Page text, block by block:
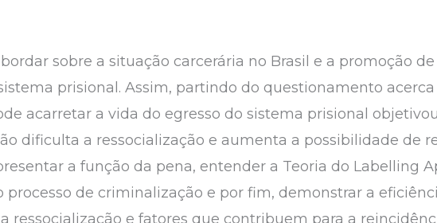
sobre a situação carcerária no Brasil e a promoção
prisional. Assim, partindo do questionamento
acarretar a vida do egresso do sistema prisional
dificulta a ressocialização e aumenta a possibilidade de
a função da pena, entender a Teoria do Labelling
de criminalização e por fim, demonstrar a
ressocialização e fatores que contribuem para a